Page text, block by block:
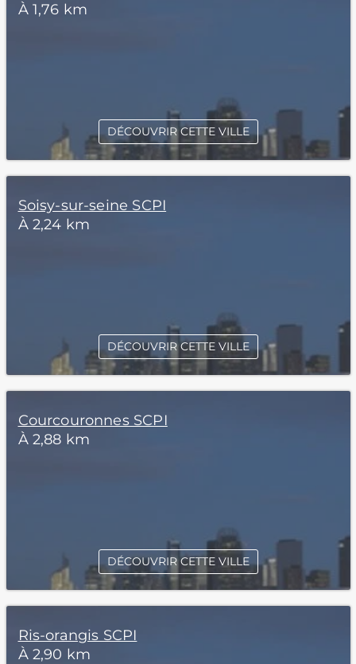
À 1,76 km
DÉCOUVRIR CETTE VILLE
Soisy-sur-seine SCPI
À 2,24 km
DÉCOUVRIR CETTE VILLE
Courcouronnes SCPI
À 2,88 km
DÉCOUVRIR CETTE VILLE
Ris-orangis SCPI
À 2,90 km